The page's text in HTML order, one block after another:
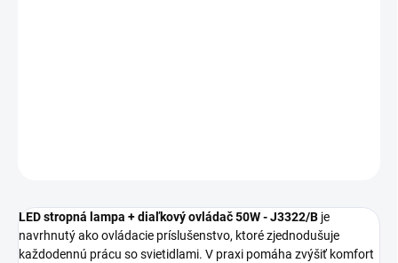
LED stropná lampa + diaľkový ovládač 50W - J3322/B je
navrhnutý ako ovládacie príslušenstvo, ktoré zjednodušuje
každodennú prácu so svietidlami. V praxi pomáha zvýšiť komfort